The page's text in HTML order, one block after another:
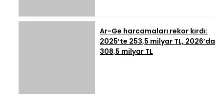
Ar-Ge harcamaları rekor kırdı:
2025’te 253,5 milyar TL, 2026’da
308,5 milyar TL